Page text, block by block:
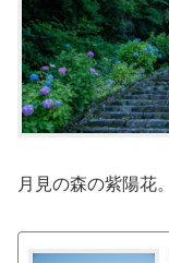
月見の森の紫陽花。